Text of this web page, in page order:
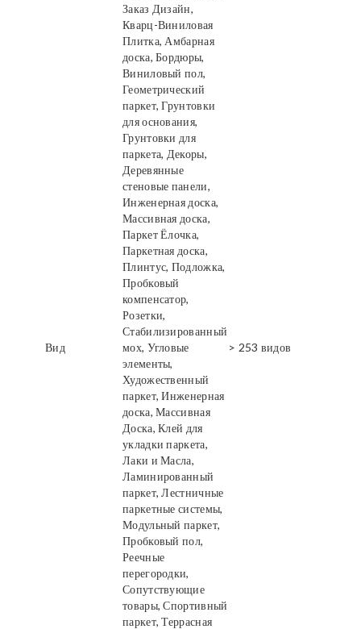
Заказ Дизайн,
Вид
Кварц-Виниловая
Плитка, Амбарная
доска, Бордюры,
Виниловый пол,
Геометрический
паркет, Грунтовки
для основания,
Грунтовки для
паркета, Декоры,
Деревянные
стеновые панели,
Инженерная доска,
Массивная доска,
Паркет Ёлочка,
Паркетная доска,
Плинтус, Подложка,
Пробковый
компенсатор,
Розетки,
Стабилизированный
мох, Угловые
элементы,
Художественный
паркет, Инженерная
доска, Массивная
Доска, Клей для
укладки паркета,
Лаки и Масла,
Ламинированный
паркет, Лестничные
паркетные системы,
Модульный паркет,
Пробковый пол,
Реечные
перегородки,
Сопутствующие
товары, Спортивный
паркет, Террасная
> 253 видов